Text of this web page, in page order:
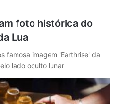
foto histórica do
Lua
famosa imagem 'Earthrise' da
lado oculto lunar